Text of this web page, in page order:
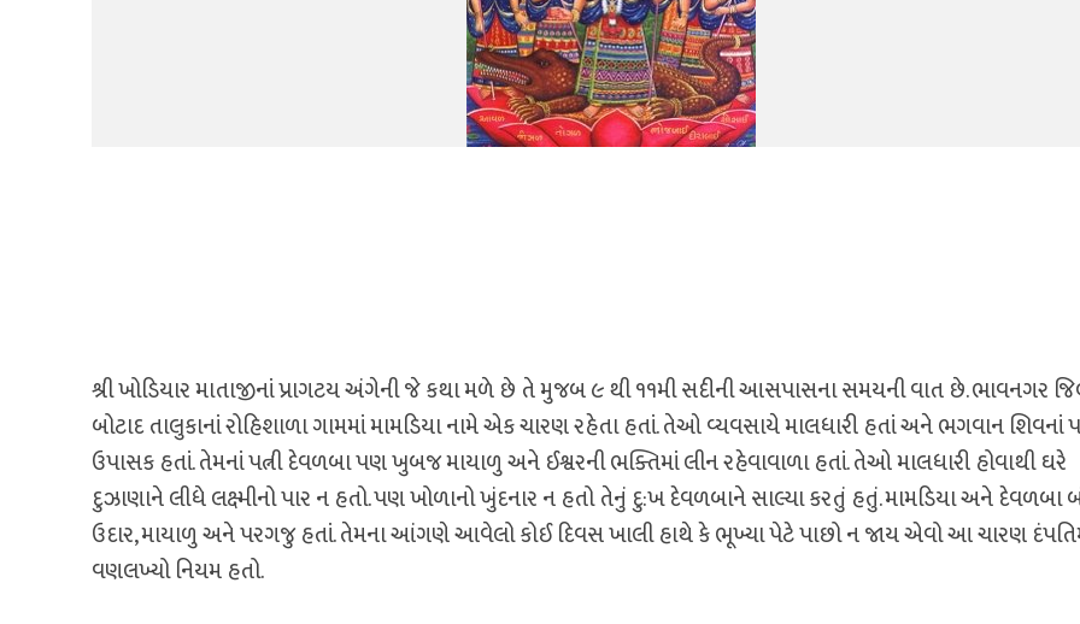
શ્રી ખોડિયાર માતાજીનાં પ્રાગટય અંગેની જે કથા મળે છે તે મુજબ ૯ થી ૧૧મી સદીની આસપાસના સમયની વાત છે. ભાવનગર
બોટાદ તાલુકાનાં રોહિશાળા ગામમાં મામડિયા નામે એક ચારણ રહેતા હતાં. તેઓ વ્યવસાયે માલધારી હતાં અને ભગવાન શિવનાં
ઉપાસક હતાં. તેમનાં પત્ની દેવળબા પણ ખુબજ માયાળુ અને ઈશ્વરની ભક્તિમાં લીન રહેવાવાળા હતાં. તેઓ માલધારી હોવાથી ઘરે
દુઝાણાને લીધે લક્ષ્મીનો પાર ન હતો. પણ ખોળાનો ખુંદનાર ન હતો તેનું દુ:ખ દેવળબાને સાલ્યા કરતું હતું. મામડિયા અને દેવળબા
ઉદાર, માયાળુ અને પરગજુ હતાં. તેમના આંગણે આવેલો કોઈ દિવસ ખાલી હાથે કે ભૂખ્યા પેટે પાછો ન જાય એવો આ ચારણ
વણલખ્યો નિયમ હતો.